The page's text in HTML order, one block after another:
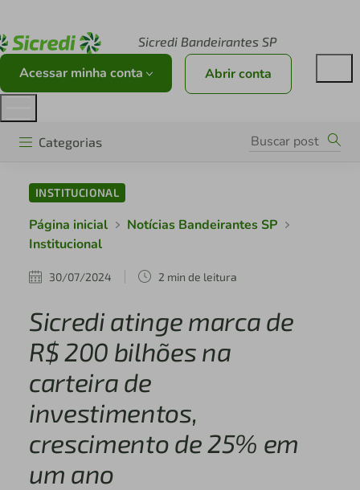
Sicredi Bandeirantes SP
Acessar minha conta Abrir conta
Categorias
INSTITUCIONAL
Página inicial
Notícias Bandeirantes SP
Institucional
30/07/2024 2 min de leitura
Sicredi atinge marca de
R$ 200 bilhões na
carteira de
investimentos,
crescimento de 25% em
um ano